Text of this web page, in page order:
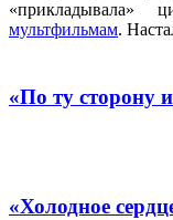
«прикладывала»
мультфильмам.
«По ту сторону
«Холодное